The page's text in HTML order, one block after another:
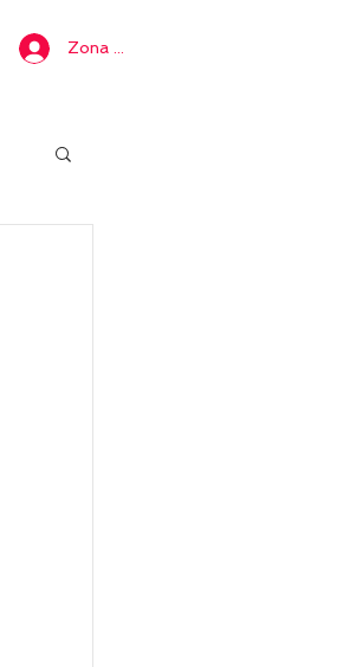
Zona privada